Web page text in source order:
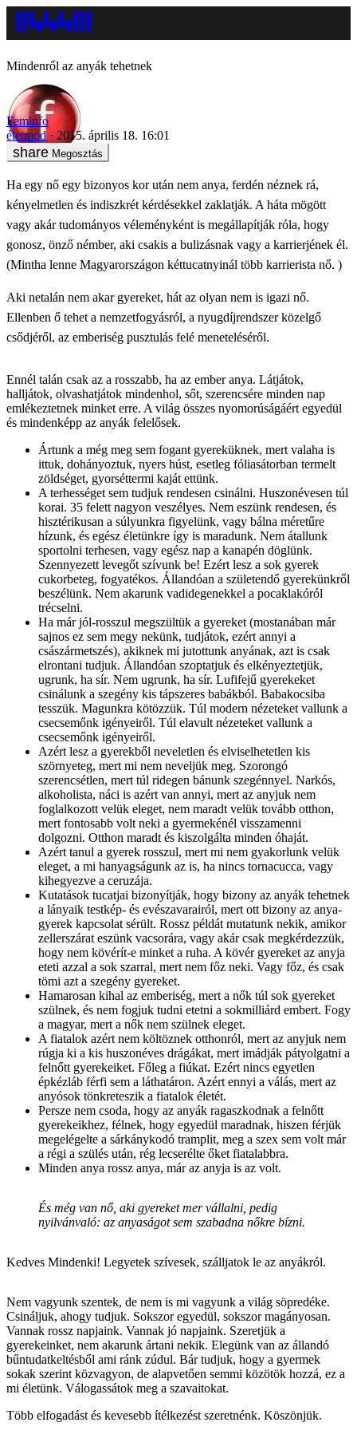
Mindenről az anyák tehetnek
Feminfo
életmód
2015. április 18. 16:01
Megosztás
Ha egy nő egy bizonyos kor után nem anya, ferdén néznek rá,
kényelmetlen és indiszkrét kérdésekkel zaklatják. A háta mögött
vagy akár tudományos véleményként is megállapítják róla, hogy
gonosz, önző némber, aki csakis a bulizásnak vagy a karrierjének él.
(Mintha lenne Magyarországon kéttucatnyinál több karrierista nő. )
Aki netalán nem akar gyereket, hát az olyan nem is igazi nő.
Ellenben ő tehet a nemzetfogyásról, a nyugdíjrendszer közelgő
csődjéről, az emberiség pusztulás felé meneteléséről.
Ennél talán csak az a rosszabb, ha az ember anya. Látjátok,
halljátok, olvashatjátok mindenhol, sőt, szerencsére minden nap
emlékeztetnek minket erre. A világ összes nyomorúságáért egyedül
és mindenképp az anyák felelősek.
Ártunk a még meg sem fogant gyereküknek, mert valaha is
ittuk, dohányoztuk, nyers húst, esetleg fóliasátorban termelt
zöldséget, gyorséttermi kaját ettünk.
A terhességet sem tudjuk rendesen csinálni. Huszonévesen túl
korai. 35 felett nagyon veszélyes. Nem eszünk rendesen, és
hisztérikusan a súlyunkra figyelünk, vagy bálna méretűre
hízunk, és egész életünkre így is maradunk. Nem átallunk
sportolni terhesen, vagy egész nap a kanapén döglünk.
Szennyezett levegőt szívunk be! Ezért lesz a sok gyerek
cukorbeteg, fogyatékos. Állandóan a születendő gyerekünkről
beszélünk. Nem akarunk vadidegenekkel a pocaklakóról
trécselni.
Ha már jól-rosszul megszültük a gyereket (mostanában már
sajnos ez sem megy nekünk, tudjátok, ezért annyi a
császármetszés), akiknek mi jutottunk anyának, azt is csak
elrontani tudjuk. Állandóan szoptatjuk és elkényeztetjük,
ugrunk, ha sír. Nem ugrunk, ha sír. Lufifejű gyerekeket
csinálunk a szegény kis tápszeres babákból. Babakocsiba
tesszük. Magunkra kötözzük. Túl modern nézeteket vallunk a
csecsemőnk igényeiről. Túl elavult nézeteket vallunk a
csecsemőnk igényeiről.
Azért lesz a gyerekből neveletlen és elviselhetetlen kis
szörnyeteg, mert mi nem neveljük meg. Szorongó
szerencsétlen, mert túl ridegen bánunk szegénnyel. Narkós,
alkoholista, náci is azért van annyi, mert az anyjuk nem
foglalkozott velük eleget, nem maradt velük tovább otthon,
mert fontosabb volt neki a gyermekénél visszamenni
dolgozni. Otthon maradt és kiszolgálta minden óhaját.
Azért tanul a gyerek rosszul, mert mi nem gyakorlunk velük
eleget, a mi hanyagságunk az is, ha nincs tornacucca, vagy
kihegyezve a ceruzája.
Kutatások tucatjai bizonyítják, hogy bizony az anyák tehetnek
a lányaik testkép- és evészavarairól, mert ott bizony az anya-
gyerek kapcsolat sérült. Rossz példát mutatunk nekik, amikor
zellerszárat eszünk vacsorára, vagy akár csak megkérdezzük,
hogy nem kövérít-e minket a ruha. A kövér gyereket az anyja
eteti azzal a sok szarral, mert nem főz neki. Vagy főz, és csak
tömi azt a szegény gyereket.
Hamarosan kihal az emberiség, mert a nők túl sok gyereket
szülnek, és nem fogjuk tudni etetni a sokmilliárd embert. Fogy
a magyar, mert a nők nem szülnek eleget.
A fiatalok azért nem költöznek otthonról, mert az anyjuk nem
rúgja ki a kis huszonéves drágákat, mert imádják pátyolgatni a
felnőtt gyerekeiket. Főleg a fiúkat. Ezért nincs egyetlen
épkézláb férfi sem a láthatáron. Azért ennyi a válás, mert az
anyósok tönkreteszik a fiatalok életét.
Persze nem csoda, hogy az anyák ragaszkodnak a felnőtt
gyerekeikhez, félnek, hogy egyedül maradnak, hiszen férjük
megelégelte a sárkánykodó tramplit, meg a szex sem volt már
a régi a szülés után, rég lecserélte őket fiatalabbra.
Minden anya rossz anya, már az anyja is az volt.
És még van nő, aki gyereket mer vállalni, pedig
nyilvánvaló: az anyaságot sem szabadna nőkre bízni.
Kedves Mindenki! Legyetek szívesek, szálljatok le az anyákról.
Nem vagyunk szentek, de nem is mi vagyunk a világ söpredéke.
Csináljuk, ahogy tudjuk. Sokszor egyedül, sokszor magányosan.
Vannak rossz napjaink. Vannak jó napjaink. Szeretjük a
gyerekeinket, nem akarunk ártani nekik. Elegünk van az állandó
bűntudatkeltésből ami ránk zúdul. Bár tudjuk, hogy a gyermek
sokak szerint közvagyon, de alapvetően semmi közötök hozzá, ez a
mi életünk. Válogassátok meg a szavaitokat.
Több elfogadást és kevesebb ítélkezést szeretnénk. Köszönjük.